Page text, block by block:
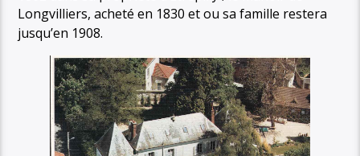
Longvilliers, acheté en 1830 et ou sa famille restera
jusqu’en 1908.